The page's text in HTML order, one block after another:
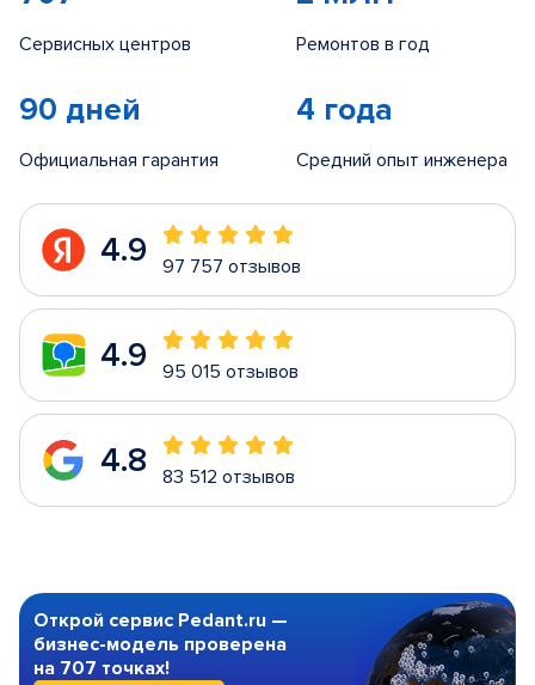
Сервисных центров Ремонтов в год
90 дней
Официальная гарантия
4 года
Средний опыт инженера
4.9 97 757 отзывов
4.9 95 015 отзывов
4.8 83 512 отзывов
Открой сервис Pedant.ru —
бизнес-модель проверена
на 707 точках!